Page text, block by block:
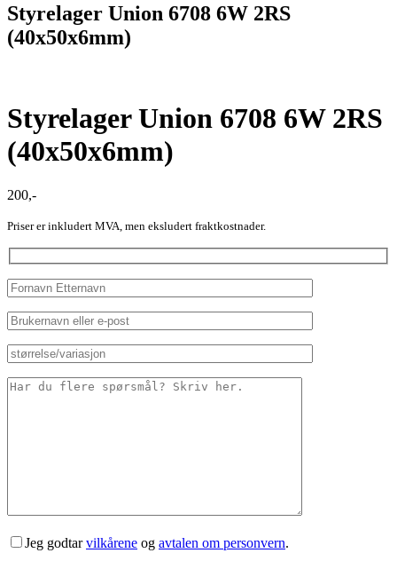
Styrelager Union 6708 6W 2RS
(40x50x6mm)
Styrelager Union 6708 6W 2RS
(40x50x6mm)
200,-
Priser er inkludert MVA, men eksludert fraktkostnader.
Jeg godtarvilkårene og avtalen om personvern.